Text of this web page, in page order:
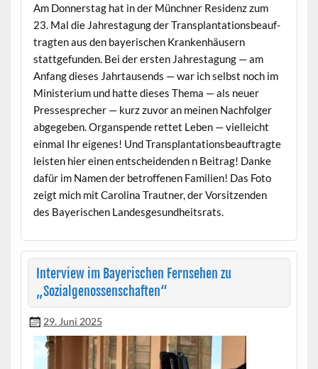
Am Don­ner­stag hat in der Münch­n­er Res­i­denz zum
23. Mal die Jahresta­gung der Trans­plan­ta­tions­beauf­
tragten aus den bay­erischen Kranken­häusern
stattge­fun­den. Bei der ersten Jahresta­gung — am
Anfang dieses Jahrtausends — war ich selb­st noch im
Min­is­teri­um und hat­te dieses The­ma — als neuer
Press­esprech­er — kurz zuvor an meinen Nach­fol­ger
abgegeben. Organspende ret­tet Leben — vielle­icht
ein­mal Ihr eigenes! Und Trans­plan­ta­tions­beauf­tragte
leis­ten hier einen entschei­den­den n Beitrag! Danke
dafür im Namen der betrof­fe­nen Fam­i­lien! Das Foto
zeigt mich mit Car­oli­na Traut­ner, der Vor­sitzen­den
des Bay­erischen Landesgesundheitsrats.
Interview im Bayerischen Fernsehen zu
„Sozialgenossenschaften“
29. Juni 2025